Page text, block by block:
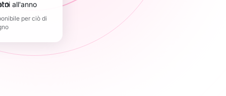
all'anno
per ciò di